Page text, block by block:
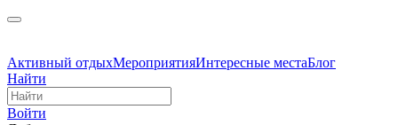
Активный отдыхМероприятияИнтересные местаБлог
Найти
Войти